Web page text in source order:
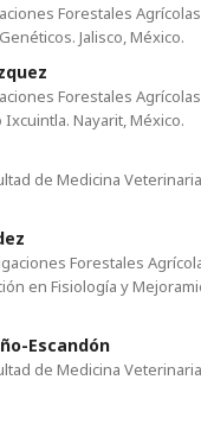
Forestales Agrícolas
Jalisco, México.
Forestales Agrícolas
Nayarit, México.
de Medicina
Forestales
en Fisiología y
Escandón
de Medicina